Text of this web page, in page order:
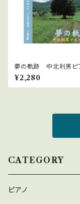
夢の軌跡 中北利男ピ
トアルバム WAVファイ
ロード版
¥2,280
CATEGORY
ピアノ